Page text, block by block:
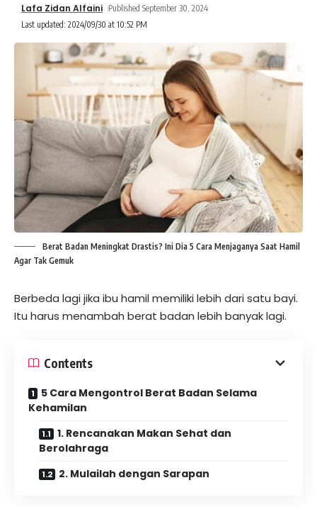
Last updated: 2024/09/30 at 10:52 PM
Lafa Zidan Alfaini Published September 30, 2024
Berat Badan Meningkat Drastis? Ini Dia 5 Cara Menjaganya Saat Hamil
Agar Tak Gemuk
Berbeda lagi jika ibu hamil memiliki lebih dari satu bayi.
Itu harus menambah berat badan lebih banyak lagi.
Contents
5 Cara Mengontrol Berat Badan Selama
Kehamilan
1. Rencanakan Makan Sehat dan
Berolahraga
2. Mulailah dengan Sarapan